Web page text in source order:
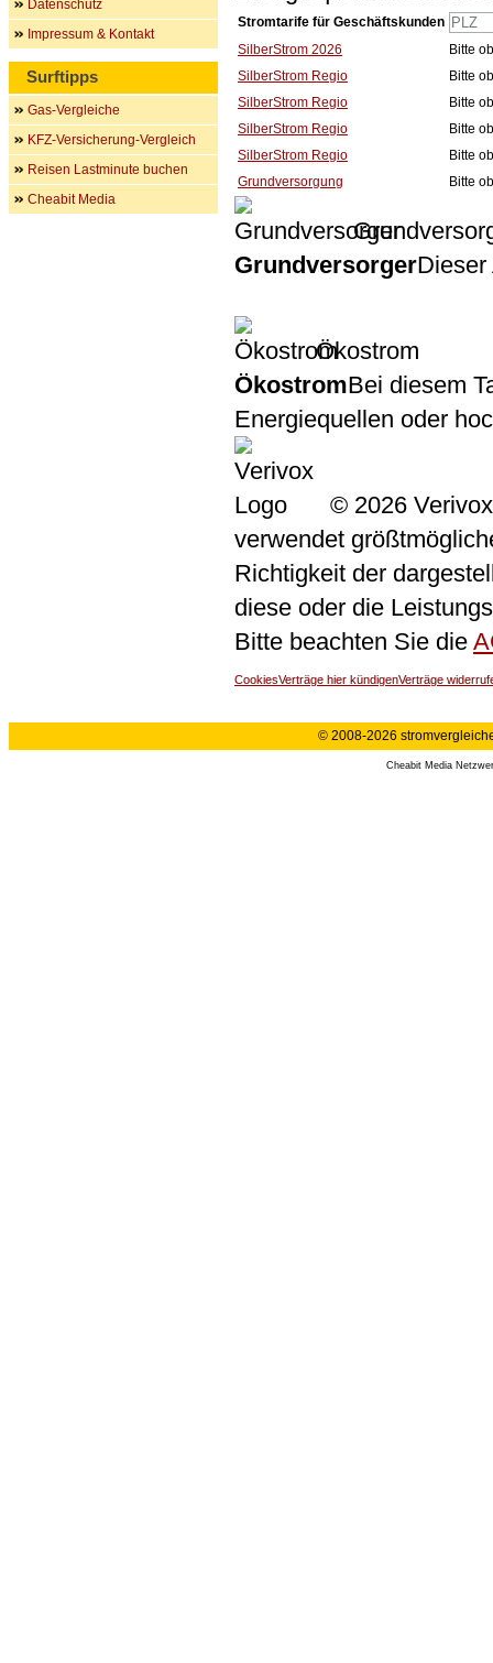
Stromtarife für Geschäftskunden
SilberStrom 2026
Bitte
SilberStrom Regio
Bitte
SilberStrom Regio
Bitte
SilberStrom Regio
Bitte
SilberStrom Regio
Bitte
Grundversorgung
Bitte
GrundversorgerDieser
Ökostrom
ÖkostromBei diesem
Energiequellen oder
© 2026
verwendet
Richtigkeit der
diese oder die
Bitte beachten Sie die
CookiesVerträge hier kündigenVerträge
Datenschutz
Impressum & Kontakt
Surftipps
Gas-Vergleiche
KFZ-Versicherung-Vergleich
Reisen Lastminute buchen
Cheabit Media
© 2008-2026
Cheabit Media